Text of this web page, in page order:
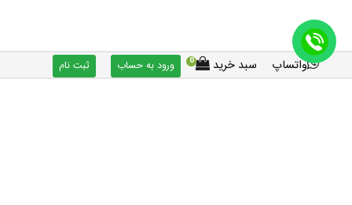
واتساپ سبد خرید 0 ورود به حساب ثبت نام